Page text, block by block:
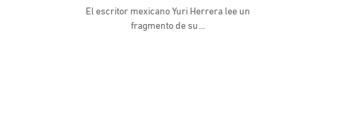
El escritor mexicano Yuri Herrera lee un
fragmento de su